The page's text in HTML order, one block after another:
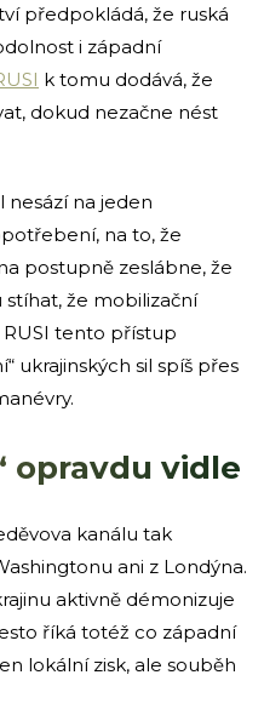
předpokládá, že ruská
i západní
k tomu dodává, že
dokud nezačne nést
nesází na jeden
na to, že
postupně zeslábne, že
že mobilizační
tento přístup
ukrajinských sil spíš přes
opravdu vidle
kanálu tak
ani z Londýna.
aktivně démonizuje
říká totéž co západní
lokální zisk, ale souběh